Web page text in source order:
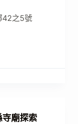
42之5號
寺廟探索